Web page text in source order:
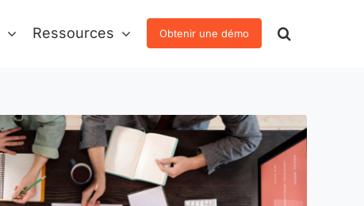
Ressources Obtenir une démo